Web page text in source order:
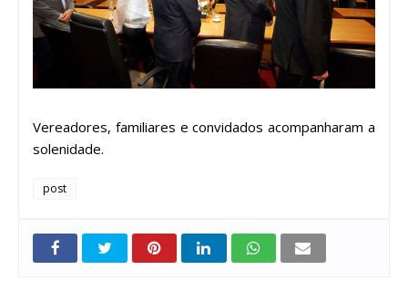
Vereadores, familiares e convidados acompanharam a
solenidade.
post